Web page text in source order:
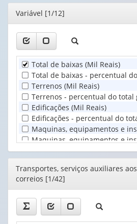
aos
...
(1)
(possui
apenas
valor):
Unidade
Territorial
(1)
Editor
Variável [1/12]
Total de baixas (Mil Reais)
Total de baixas - percentual
Terrenos (Mil Reais)
Terrenos - percentual do total
Edificações (Mil Reais)
Edificações - percentual do
Maquinas, equipamentos e
Maquinas, equipamentos e
Meios de transporte (Mil
Meios de transporte -
Outras baixas (Mil Reais)
Outras baixas - percentual do
Editor
Transportes, serviços auxiliares
correios [1/42]